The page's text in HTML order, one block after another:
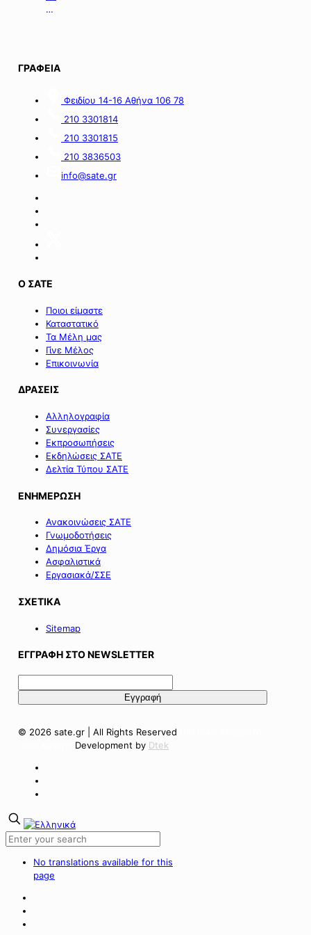
της
Σαμοθράκης».
της
ΓΡΑΦΕΙΑ
Φειδίου 14-16 Αθήνα 106 78
210 3301814
210 3301815
210 3836503
info@sate.gr
Ο ΣΑΤΕ
Ποιοι είμαστε
Καταστατικό
Τα Μέλη μας
Γίνε Μέλος
Επικοινωνία
ΔΡΑΣΕΙΣ
Αλληλογραφία
Συνεργασίες
Εκπροσωπήσεις
Εκδηλώσεις ΣΑΤΕ
Δελτία Τύπου ΣΑΤΕ
ΕΝΗΜΕΡΩΣΗ
Ανακοινώσεις ΣΑΤΕ
Γνωμοδοτήσεις
Δημόσια Έργα
Ασφαλιστικά
Εργασιακά/ΣΣΕ
ΣΧΕΤΙΚΑ
Sitemap
ΕΓΓΡΑΦΗ ΣΤΟ NEWSLETTER
© 2026 sate.gr | All Rights Reserved
Development by Dtek
No translations available for this
page